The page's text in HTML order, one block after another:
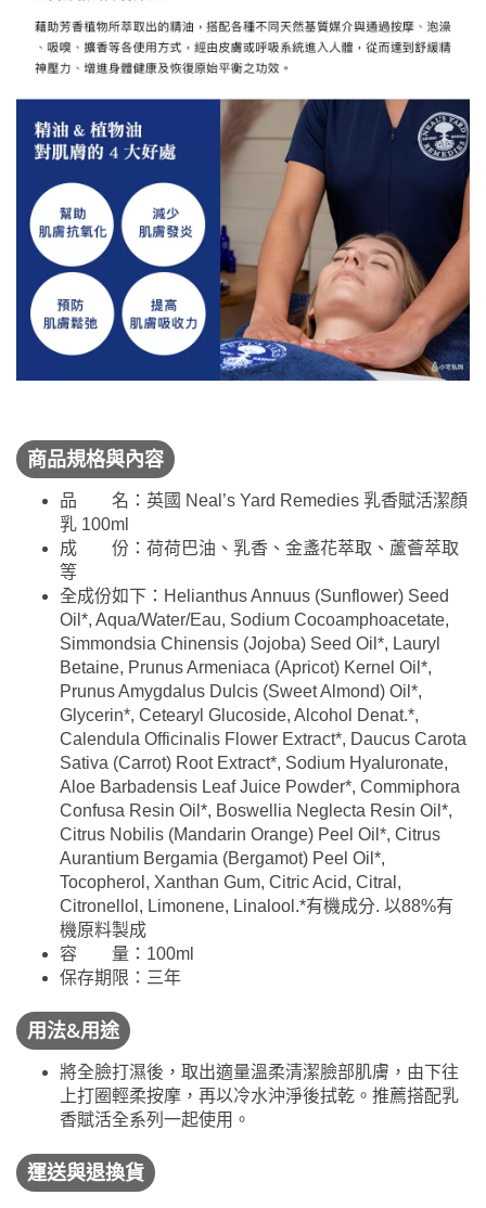
商品規格與內容
品 名：英國 Neal’s Yard Remedies 乳香賦活潔顏
乳 100ml
成 份：荷荷巴油、乳香、金盞花萃取、蘆薈萃取
等
全成份如下：Helianthus Annuus (Sunflower) Seed
Oil*, Aqua/Water/Eau, Sodium Cocoamphoacetate,
Simmondsia Chinensis (Jojoba) Seed Oil*, Lauryl
Betaine, Prunus Armeniaca (Apricot) Kernel Oil*,
Prunus Amygdalus Dulcis (Sweet Almond) Oil*,
Glycerin*, Cetearyl Glucoside, Alcohol Denat.*,
Calendula Officinalis Flower Extract*, Daucus Carota
Sativa (Carrot) Root Extract*, Sodium Hyaluronate,
Aloe Barbadensis Leaf Juice Powder*, Commiphora
Confusa Resin Oil*, Boswellia Neglecta Resin Oil*,
Citrus Nobilis (Mandarin Orange) Peel Oil*, Citrus
Aurantium Bergamia (Bergamot) Peel Oil*,
Tocopherol, Xanthan Gum, Citric Acid, Citral,
Citronellol, Limonene, Linalool.*有機成分. 以88%有
機原料製成
容 量：100ml
保存期限：三年
用法&用途
將全臉打濕後，取出適量溫柔清潔臉部肌膚，由下往
上打圈輕柔按摩，再以冷水沖淨後拭乾。推薦搭配乳
香賦活全系列一起使用。
運送與退換貨